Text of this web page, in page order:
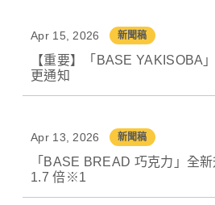
【重要】「BASE YAKISOBA
更通知
Apr 15, 2026 新聞稿
「BASE BREAD 巧克力」全
1.7 倍※1
Apr 13, 2026 新聞稿